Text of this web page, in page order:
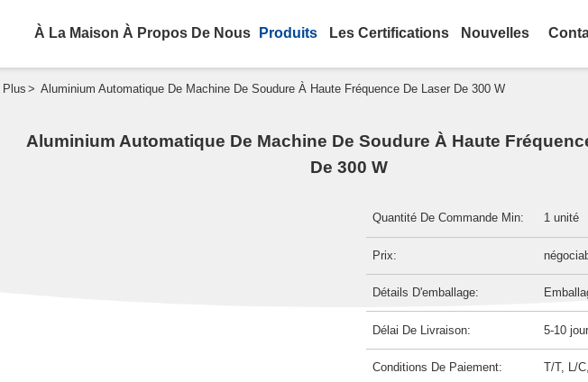
À La Maison À Propos De Nous Produits Les Certifications Nouvelles
Plus > Aluminium Automatique De Machine De Soudure À Haute Fréquence De Laser De 300 W
Aluminium Automatique De Machine De Soudure À Haute
De 300 W
Quantité De Commande Min: 1 unité
Prix:
Détails D'emballage:
Délai De Livraison: 5-10
Conditions De Paiement: T/T, L/